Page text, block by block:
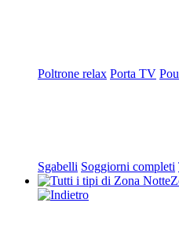
Poltrone relax Porta TV
Sgabelli Soggiorni completi